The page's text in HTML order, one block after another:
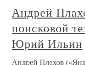
Андрей
поисковой
Юрий Ильин
Андрей Плахов